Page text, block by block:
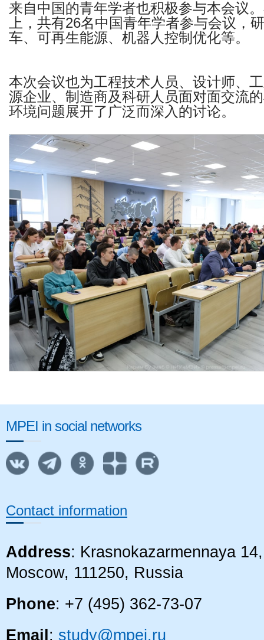
来自中国的青年学者也积极参与本会议
上，共有26名中国青年学者参与会议，
车、可再生能源、机器人控制优化等。
本次会议也为工程技术人员、设计师、
源企业、制造商及科研人员面对面交流
环境问题展开了广泛而深入的讨论。
MPEI in social networks
Contact information
Address: Krasnokazarmennaya
Moscow, 111250, Russia
Phone: +7 (495) 362-73-07
Email : study@mpei.ru